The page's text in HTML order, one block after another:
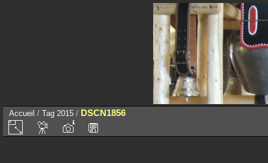
Accueil / Tag 2015 / DSCN1856